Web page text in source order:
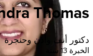
Thomas
دكتور أنف وأذن وحنجرة
الخبرة 13 سنة